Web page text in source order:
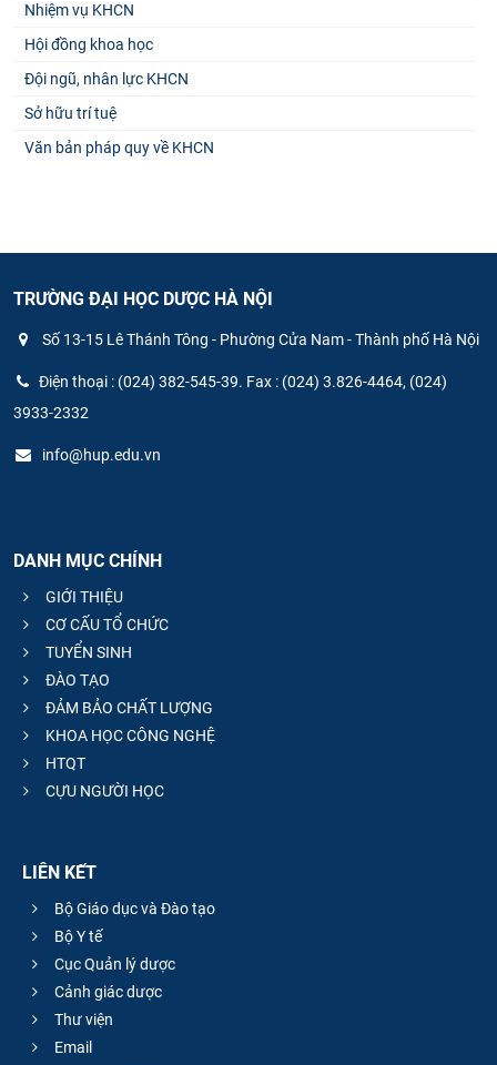
Nhiệm vụ KHCN
Hội đồng khoa học
Đội ngũ, nhân lực KHCN
Sở hữu trí tuệ
Văn bản pháp quy về KHCN
TRƯỜNG ĐẠI HỌC DƯỢC HÀ NỘI
Số 13-15 Lê Thánh Tông - Phường Cửa Nam - Thành phố Hà Nội
Điện thoại : (024) 382-545-39. Fax : (024) 3.826-4464, (024)
3933-2332
info@hup.edu.vn
DANH MỤC CHÍNH
GIỚI THIỆU
CƠ CẤU TỔ CHỨC
TUYỂN SINH
ĐÀO TẠO
ĐẢM BẢO CHẤT LƯỢNG
KHOA HỌC CÔNG NGHỆ
HTQT
CỰU NGƯỜI HỌC
LIÊN KẾT
Bộ Giáo dục và Đào tạo
Bộ Y tế
Cục Quản lý dược
Cảnh giác dược
Thư viện
Email